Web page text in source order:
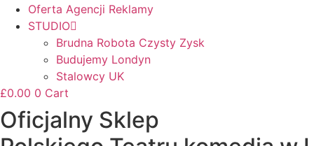
Oferta Agencji Reklamy
STUDIO
Brudna Robota Czysty Zysk
Budujemy Londyn
Stalowcy UK
£0.00 0 Cart
Oficjalny Sklep